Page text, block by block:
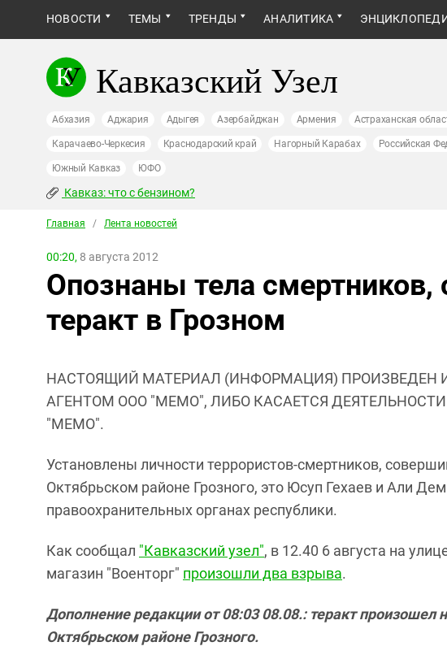
НОВОСТИ ТЕМЫ ТРЕНДЫ АНАЛИТИКА
Кавказский Узел
Абхазия Аджария Адыгея Азербайджан Армения Астраханская
Карачаево-Черкесия Краснодарский край Нагорный Карабах Российская
Южный Кавказ ЮФО
Кавказ: что с бензином?
Главная / Лента новостей
00:20, 8 августа 2012
Опознаны тела
теракт в Грозном
НАСТОЯЩИЙ МАТЕРИАЛ (ИНФОРМАЦИЯ) ПРОИЗВЕДЕН
АГЕНТОМ ООО "МЕМО", ЛИБО КАСАЕТСЯ
"МЕМО".
Установлены личности террористов-смертников,
Октябрьском районе Грозного, это Юсуп Гехаев и Али
правоохранительных органах республики.
Как сообщал "Кавказский узел", в 12.40 6 августа на
магазин "Военторг" произошли два взрыва.
Дополнение редакции от 08:03 08.08.: теракт произошел
Октябрьском районе Грозного.